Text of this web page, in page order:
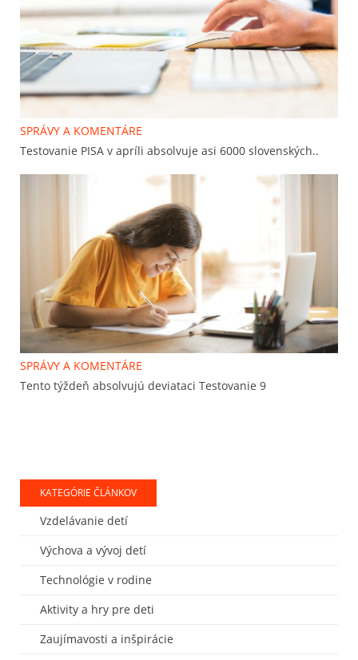
SPRÁVY A KOMENTÁRE
Testovanie PISA v apríli absolvuje asi 6000 slovenských..
SPRÁVY A KOMENTÁRE
Tento týždeň absolvujú deviataci Testovanie 9
KATEGÓRIE ČLÁNKOV
Vzdelávanie detí
Výchova a vývoj detí
Technológie v rodine
Aktivity a hry pre deti
Zaujímavosti a inšpirácie